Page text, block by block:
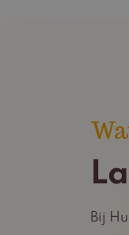
Bij